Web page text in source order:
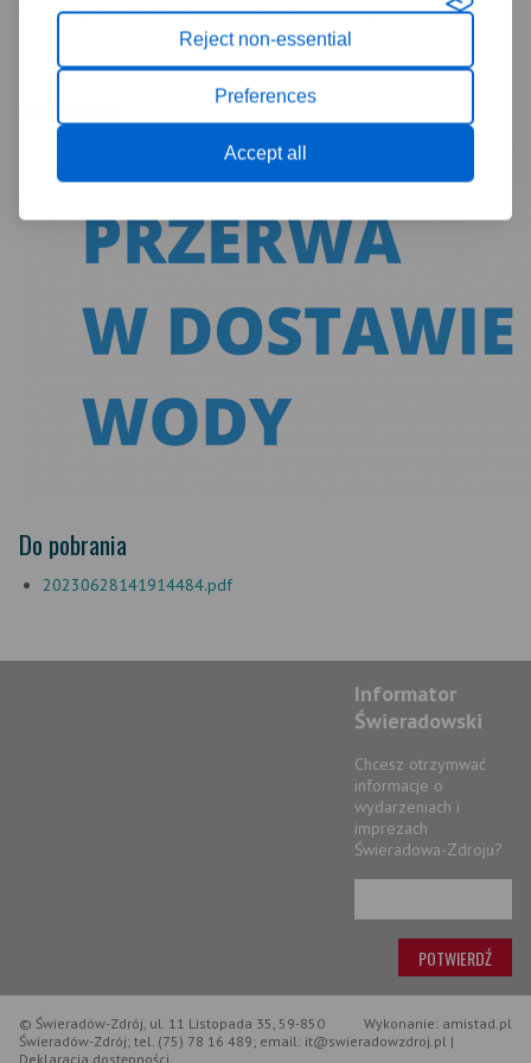
Reject non-essential
Preferences
Accept all
Za utrudnienia i niedogodności przepraszamy.
Multimedia
Do pobrania
20230628141914484.pdf
Informator
Świeradowski
Chcesz otrzymwać
informacje o
wydarzeniach i
imprezach
Świeradowa-Zdroju?
Wykonanie: amistad.pl
© Świeradów-Zdrój, ul. 11 Listopada 35, 59-850
Świeradów-Zdrój; tel. (75) 78 16 489; email: it@swieradowzdroj.pl |
Deklaracja dostępności